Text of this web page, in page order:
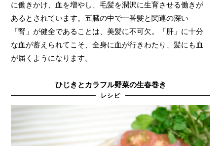
に働きかけ、血を増やし、毛髪を潤沢に生育させる働きが
あるとされています。五臓の中で一番髪と関連の深い
「腎」が健全であることは、美髪に不可欠。「肝」に十分
な血が蓄えられてこそ、全身に血が行きわたり、髪にも血
が届くようになります。
ひじきとカラフル野菜の生春巻き
レシピ